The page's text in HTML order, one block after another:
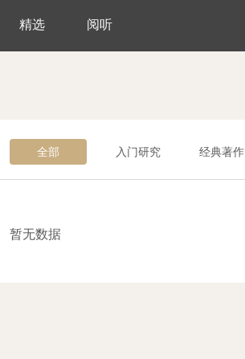
精选 阅听
全部 入门研究 经典著作
暂无数据